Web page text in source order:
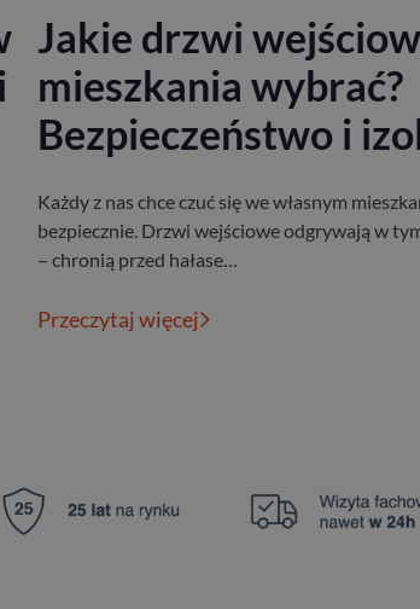
Jakie drzwi
mieszkania wybrać?
Bezpieczeństwo i
Każdy z nas chce czuć się we własnym
bezpiecznie. Drzwi wejściowe odgrywają w
– chronią przed hałase…
Przeczytaj więcej